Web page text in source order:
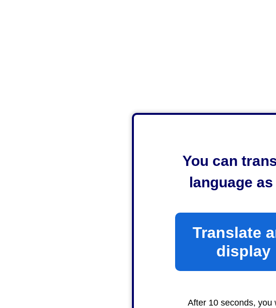
You can
language
Translate
display
After 10 seconds, you